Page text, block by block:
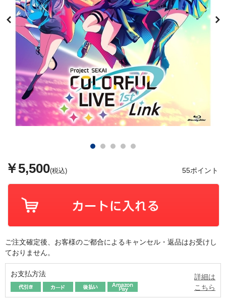
￥5,500(税込) 55ポイント
ご注文確定後、お客様のご都合によるキャンセル・返品はお受けし
ておりません。
お支払方法
詳細は
こちら